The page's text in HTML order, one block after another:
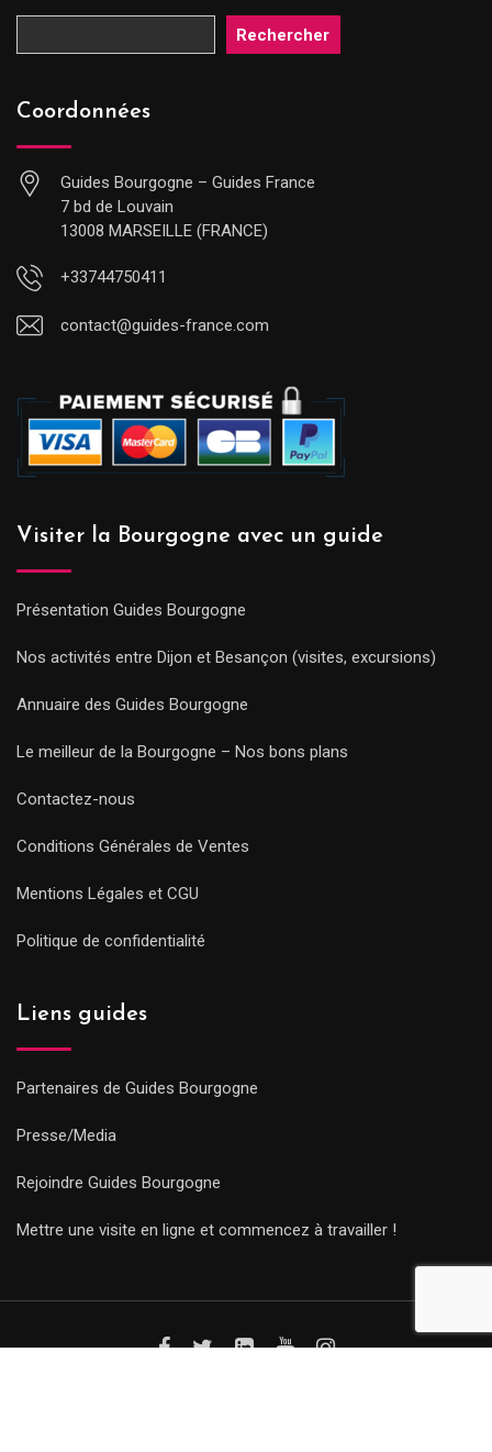
Rechercher
Coordonnées
Guides Bourgogne – Guides France
7 bd de Louvain
13008 MARSEILLE (FRANCE)
+33744750411
contact@guides-france.com
Visiter la Bourgogne avec un guide
Présentation Guides Bourgogne
Nos activités entre Dijon et Besançon (visites, excursions)
Annuaire des Guides Bourgogne
Le meilleur de la Bourgogne – Nos bons plans
Contactez-nous
Conditions Générales de Ventes
Mentions Légales et CGU
Politique de confidentialité
Liens guides
Partenaires de Guides Bourgogne
Presse/Media
Rejoindre Guides Bourgogne
Mettre une visite en ligne et commencez à travailler !